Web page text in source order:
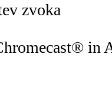
zvoka
in